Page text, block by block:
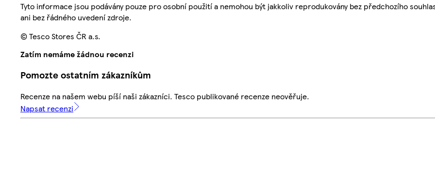
Tyto informace jsou podávány pouze pro osobní použití a nemohou být jakkoliv reprodukovány bez předchozího
ani bez řádného uvedení zdroje.
© Tesco Stores ČR a.s.
Zatím nemáme žádnou recenzi
Pomozte ostatním zákazníkům
Recenze na našem webu píší naši zákazníci. Tesco publikované recenze neověřuje.
Napsat recenzi